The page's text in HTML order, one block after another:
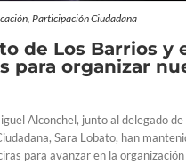
Participación Ciudadana
de Los Barrios y
para organizar
Alconchel, junto al delegado
Sara Lobato, han
para avanzar en la